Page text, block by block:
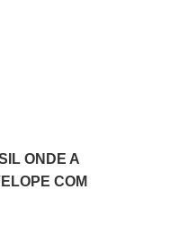
ONDE A
COM